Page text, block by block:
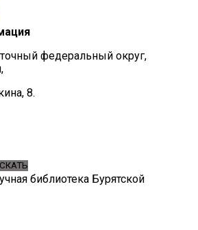
федеральный округ,
8.
библиотека Бурятской